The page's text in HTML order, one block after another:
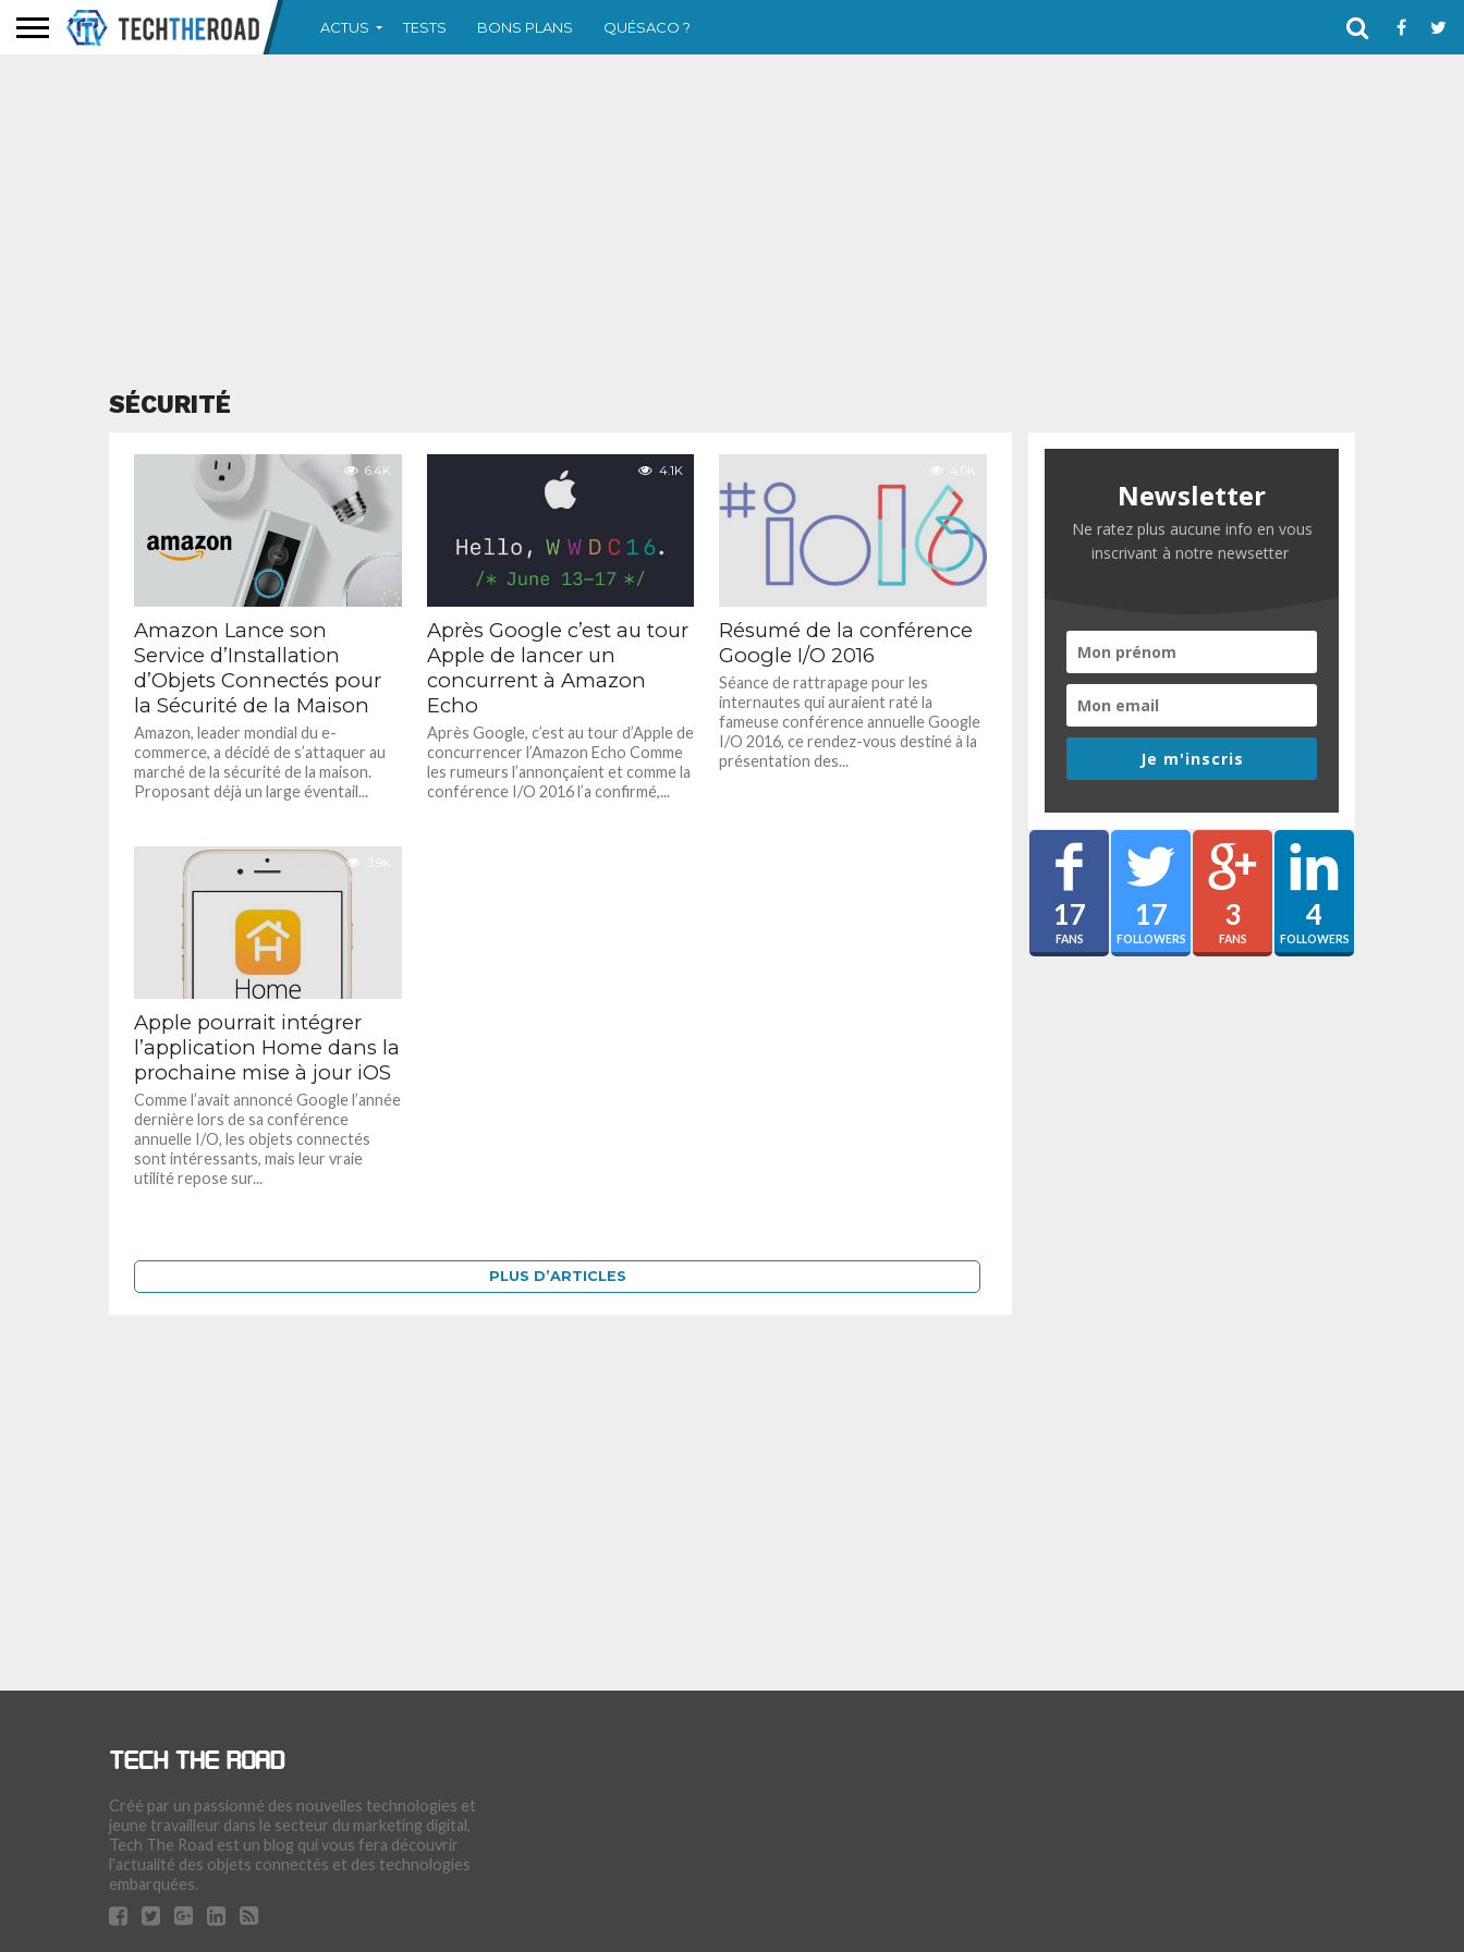
ACTUS TESTS BONS PLANS QUÉSACO ?
SÉCURITÉ
6.4K
Amazon Lance son
Service d’Installation
d’Objets Connectés pour
la Sécurité de la Maison
Amazon, leader mondial du e-
commerce, a décidé de s’attaquer au
marché de la sécurité de la maison.
Proposant déjà un large éventail...
4.1K
Après Google c’est au tour
Apple de lancer un
concurrent à Amazon
Echo
Après Google, c’est au tour d’Apple de
concurrencer l’Amazon Echo Comme
les rumeurs l’annonçaient et comme la
conférence I/O 2016 l’a confirmé,...
4.0K
Résumé de la conférence
Google I/O 2016
Séance de rattrapage pour les
internautes qui auraient raté la
fameuse conférence annuelle Google
I/O 2016, ce rendez-vous destiné à la
présentation des...
3.9K
Apple pourrait intégrer
l’application Home dans la
prochaine mise à jour iOS
Comme l’avait annoncé Google l’année
dernière lors de sa conférence
annuelle I/O, les objets connectés
sont intéressants, mais leur vraie
utilité repose sur...
PLUS D’ARTICLES
Newsletter
Ne ratez plus aucune info en vous
inscrivant à notre newsetter
Je m'inscris
17
FANS
17
FOLLOWERS
3
FANS
4
FOLLOWERS
Créé par un passionné des nouvelles technologies et
jeune travailleur dans le secteur du marketing digital,
Tech The Road est un blog qui vous fera découvrir
l'actualité des objets connectés et des technologies
embarquées.